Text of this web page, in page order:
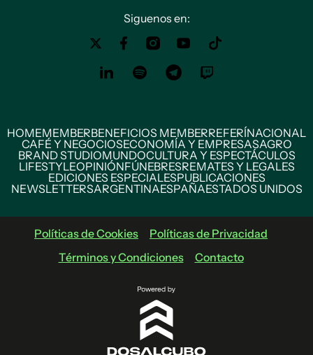
Siguenos en:
HOMEMEMBERBENEFICIOS MEMBERREFERÍNACIONAL
CAFÉ Y NEGOCIOSECONOMÍA Y EMPRESASAGRO
BRAND STUDIOMUNDOCULTURA Y ESPECTÁCULOS
LIFESTYLEOPINIÓNFÚNEBRESREMATES Y LEGALES
EDICIONES ESPECIALESPUBLICACIONES
NEWSLETTERSARGENTINAESPAÑAESTADOS UNIDOS
Políticas de Cookies
Políticas de Privacidad
Términos y Condiciones
Contacto